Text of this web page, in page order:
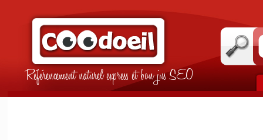
Référencement naturel express et bon jus SEO